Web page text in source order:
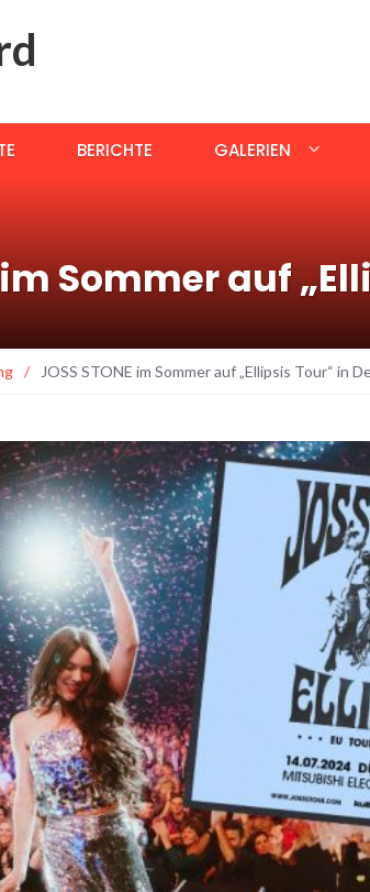
BERICHTE GALERIEN
im Sommer auf
/ JOSS STONE im Sommer auf „Ellipsis Tour“ in